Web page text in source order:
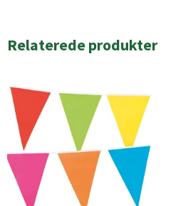
Relaterede produkter